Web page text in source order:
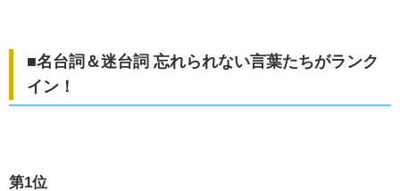
■名台詞＆迷台詞 忘れられない言葉たちがランク
イン！
第1位